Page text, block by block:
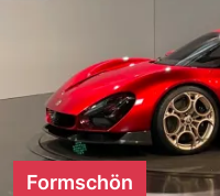
Formschön